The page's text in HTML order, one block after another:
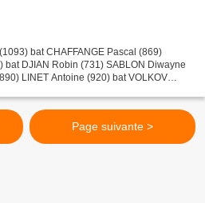
bat CHAFFANGE Pascal (869)
bat DJIAN Robin (731) SABLON Diwayne
LINET Antoine (920) bat VOLKOV
Page suivante >